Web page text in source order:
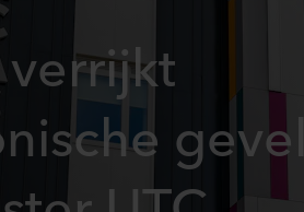
verrijkt
gevel